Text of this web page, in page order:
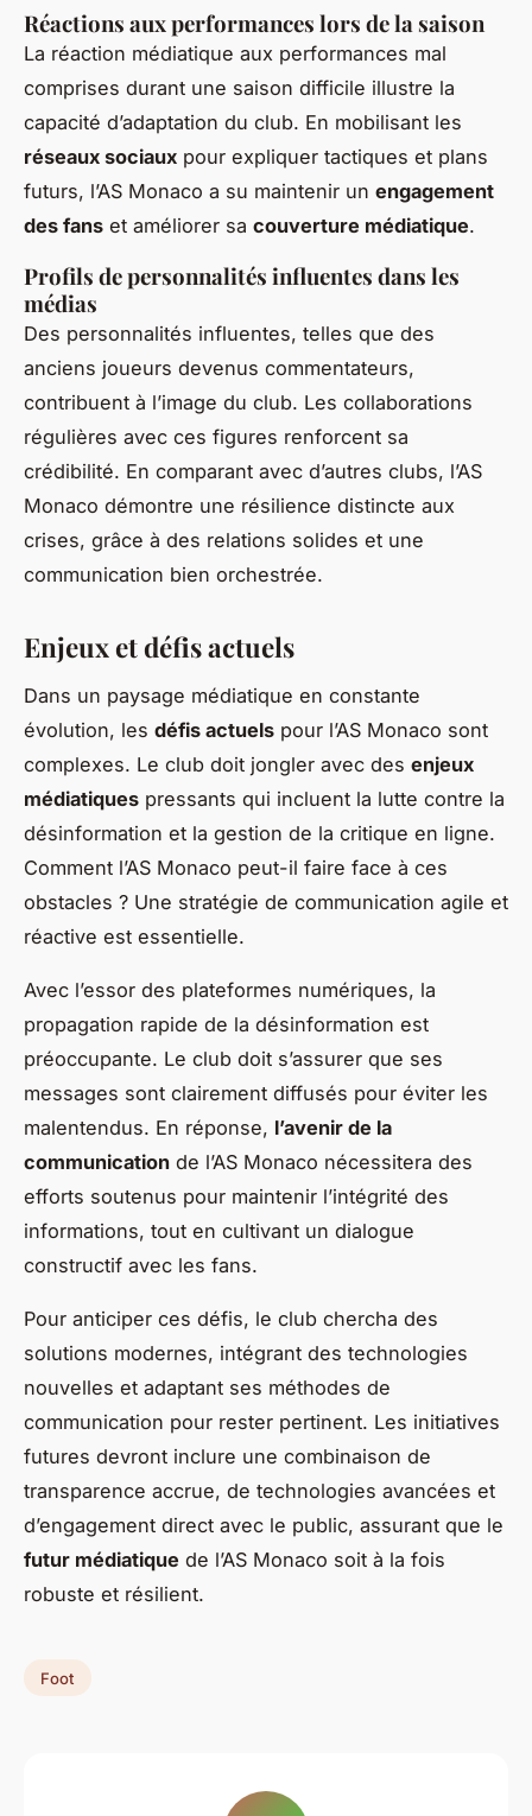
Réactions aux performances lors de la saison
La réaction médiatique aux performances mal
comprises durant une saison difficile illustre la
capacité d’adaptation du club. En mobilisant les
réseaux sociaux pour expliquer tactiques et plans
futurs, l’AS Monaco a su maintenir un engagement
des fans et améliorer sa couverture médiatique.
Profils de personnalités influentes dans les
médias
Des personnalités influentes, telles que des
anciens joueurs devenus commentateurs,
contribuent à l’image du club. Les collaborations
régulières avec ces figures renforcent sa
crédibilité. En comparant avec d’autres clubs, l’AS
Monaco démontre une résilience distincte aux
crises, grâce à des relations solides et une
communication bien orchestrée.
Enjeux et défis actuels
Dans un paysage médiatique en constante
évolution, les défis actuels pour l’AS Monaco sont
complexes. Le club doit jongler avec des enjeux
médiatiques pressants qui incluent la lutte contre la
désinformation et la gestion de la critique en ligne.
Comment l’AS Monaco peut-il faire face à ces
obstacles ? Une stratégie de communication agile et
réactive est essentielle.
Avec l’essor des plateformes numériques, la
propagation rapide de la désinformation est
préoccupante. Le club doit s’assurer que ses
messages sont clairement diffusés pour éviter les
malentendus. En réponse, l’avenir de la
communication de l’AS Monaco nécessitera des
efforts soutenus pour maintenir l’intégrité des
informations, tout en cultivant un dialogue
constructif avec les fans.
Pour anticiper ces défis, le club chercha des
solutions modernes, intégrant des technologies
nouvelles et adaptant ses méthodes de
communication pour rester pertinent. Les initiatives
futures devront inclure une combinaison de
transparence accrue, de technologies avancées et
d’engagement direct avec le public, assurant que le
futur médiatique de l’AS Monaco soit à la fois
robuste et résilient.
Foot